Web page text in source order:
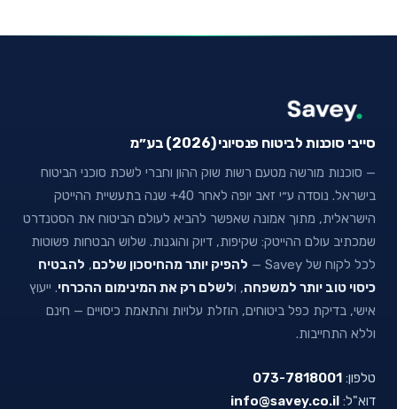
סייבי סוכנות לביטוח פנסיוני (2026) בע״מ
— סוכנות מורשה מטעם רשות שוק ההון וחברי לשכת סוכני הביטוח
בישראל. נוסדה ע״י זאב יופה לאחר 40+ שנה בתעשיית ההייטק
הישראלית, מתוך אמונה שאפשר להביא לעולם הביטוח את הסטנדרט
שמכתיב עולם ההייטק: שקיפות, דיוק והוגנות. שלוש הבטחות פשוטות
לכל לקוח של Savey —
להפיק יותר מהחיסכון שלכם, להבטיח
כיסוי טוב יותר למשפחה, ולשלם רק את המינימום ההכרחי. ייעוץ
אישי, בדיקת כפל ביטוחים, הוזלת עלויות והתאמת כיסויים — חינם
וללא התחייבות.
טלפון: 073-7818001
דוא"ל: info@savey.co.il